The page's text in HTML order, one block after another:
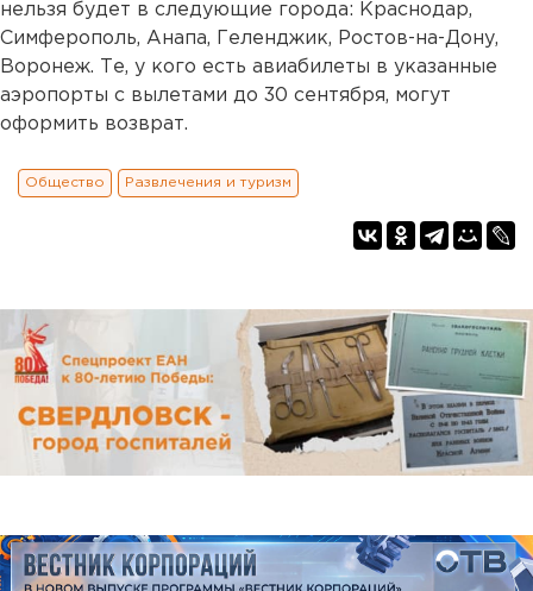
нельзя будет в следующие города: Краснодар,
Симферополь, Анапа, Геленджик, Ростов-на-Дону,
Воронеж. Те, у кого есть авиабилеты в указанные
аэропорты с вылетами до 30 сентября, могут
оформить возврат.
Общество Развлечения и туризм